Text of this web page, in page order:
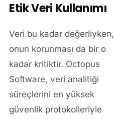
Etik Veri Kullanımı
Veri bu kadar değerliyken,
onun korunması da bir o
kadar kritiktir. Octopus
Software, veri analitiği
süreçlerini en yüksek
güvenlik protokolleriyle